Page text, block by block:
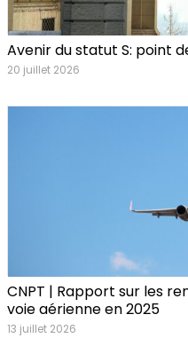
Avenir du statut S: point
20 juillet 2026
CNPT | Rapport sur les
voie aérienne en 2025
13 juillet 2026